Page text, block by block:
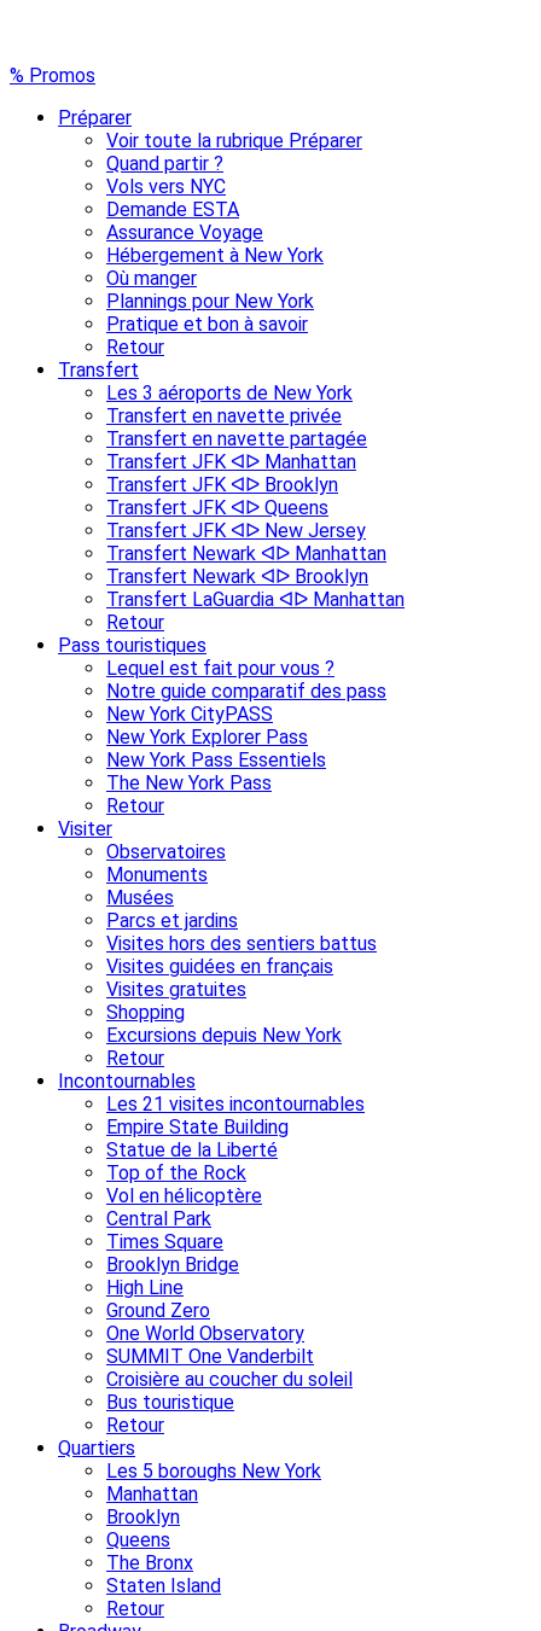
% Promos
Préparer
Voir toute la rubrique Préparer
Quand partir ?
Vols vers NYC
Demande ESTA
Assurance Voyage
Hébergement à New York
Où manger
Plannings pour New York
Pratique et bon à savoir
Retour
Transfert
Les 3 aéroports de New York
Transfert en navette privée
Transfert en navette partagée
Transfert JFK ᐊᐅ Manhattan
Transfert JFK ᐊᐅ Brooklyn
Transfert JFK ᐊᐅ Queens
Transfert JFK ᐊᐅ New Jersey
Transfert Newark ᐊᐅ Manhattan
Transfert Newark ᐊᐅ Brooklyn
Transfert LaGuardia ᐊᐅ Manhattan
Retour
Pass touristiques
Lequel est fait pour vous ?
Notre guide comparatif des pass
New York CityPASS
New York Explorer Pass
New York Pass Essentiels
The New York Pass
Retour
Visiter
Observatoires
Monuments
Musées
Parcs et jardins
Visites hors des sentiers battus
Visites guidées en français
Visites gratuites
Shopping
Excursions depuis New York
Retour
Incontournables
Les 21 visites incontournables
Empire State Building
Statue de la Liberté
Top of the Rock
Vol en hélicoptère
Central Park
Times Square
Brooklyn Bridge
High Line
Ground Zero
One World Observatory
SUMMIT One Vanderbilt
Croisière au coucher du soleil
Bus touristique
Retour
Quartiers
Les 5 boroughs New York
Manhattan
Brooklyn
Queens
The Bronx
Staten Island
Retour